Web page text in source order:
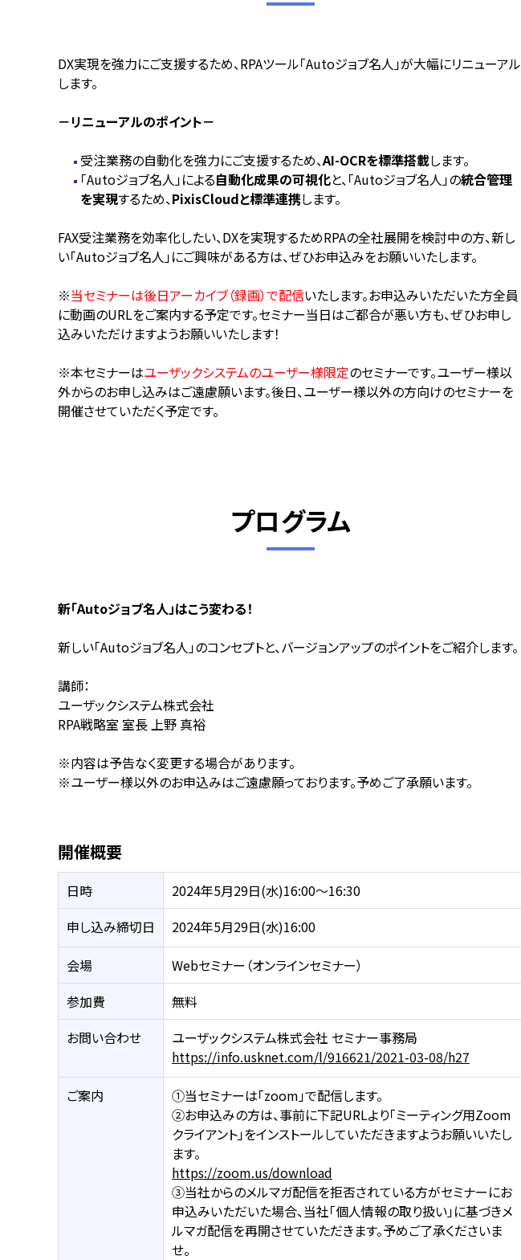
DX実現を強力にご支援するため、RPAツール「Autoジョブ名人」が大幅にリニューアル
します。
－リニューアルのポイント－
受注業務の自動化を強力にご支援するため、AI-OCRを標準搭載します。
「Autoジョブ名人」による自動化成果の可視化と、「Autoジョブ名人」の統合管理
を実現するため、PixisCloudと標準連携します。
FAX受注業務を効率化したい、DXを実現するためRPAの全社展開を検討中の方、新し
い「Autoジョブ名人」にご興味がある方は、ぜひお申込みをお願いいたします。
※当セミナーは後日アーカイブ（録画）で配信いたします。お申込みいただいた方全員
に動画のURLをご案内する予定です。セミナー当日はご都合が悪い方も、ぜひお申し
込みいただけますようお願いいたします！
※本セミナーはユーザックシステムのユーザー様限定のセミナーです。ユーザー様以
外からのお申し込みはご遠慮願います。後日、ユーザー様以外の方向けのセミナーを
開催させていただく予定です。
プログラム
新「Autoジョブ名人」はこう変わる！
新しい「Autoジョブ名人」のコンセプトと、バージョンアップのポイントをご紹介します。
講師：
ユーザックシステム株式会社
RPA戦略室 室長 上野 真裕
※内容は予告なく変更する場合があります。
※ユーザー様以外のお申込みはご遠慮願っております。予めご了承願います。
開催概要
日時
2024年5月29日(水)16:00～16:30
申し込み締切日
2024年5月29日(水)16:00
会場
Webセミナー（オンラインセミナー）
参加費
無料
お問い合わせ
ユーザックシステム株式会社 セミナー事務局
https://info.usknet.com/l/916621/2021-03-08/h27
ご案内
①当セミナーは「zoom」で配信します。
②お申込みの方は、事前に下記URLより「ミーティング用Zoom
クライアント」をインストールしていただきますようお願いいたし
ます。
https://zoom.us/download
③当社からのメルマガ配信を拒否されている方がセミナーにお
申込みいただいた場合、当社「個人情報の取り扱い」に基づきメ
ルマガ配信を再開させていただきます。予めご了承くださいま
せ。